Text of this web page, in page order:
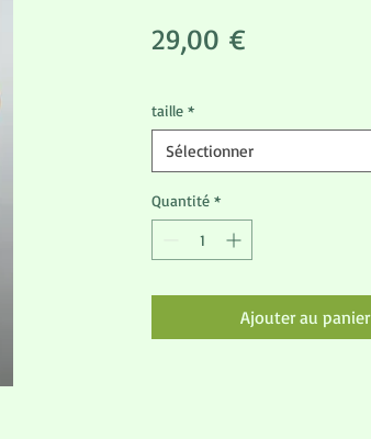
29,00 €
taille *
Sélectionner
Quantité *
Ajouter au panier